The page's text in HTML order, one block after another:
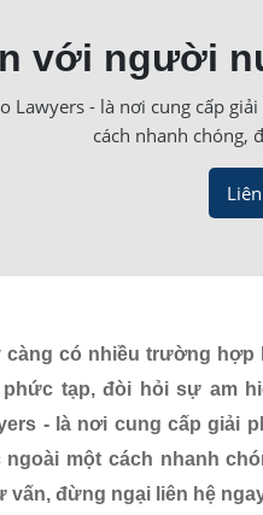
với người
Lawyers - là nơi cung cấp
cách nhanh chóng,
càng có nhiều trường
tạp, đòi hỏi sự am
- là nơi cung cấp giải
một cách nhanh
đừng ngại liên hệ